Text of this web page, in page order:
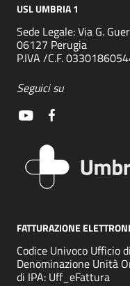
USL UMBRIA 1
Sede Legale: Via G.
06127 Perugia
P.IVA /C.F.
Seguici su
FATTURAZIONE
Codice Univoco Ufficio
Denominazione Unità
di IPA: Uff_eFattura